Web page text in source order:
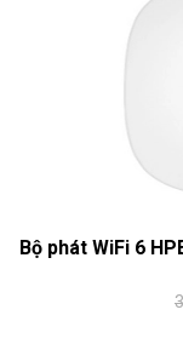
Bộ phát WiFi 6